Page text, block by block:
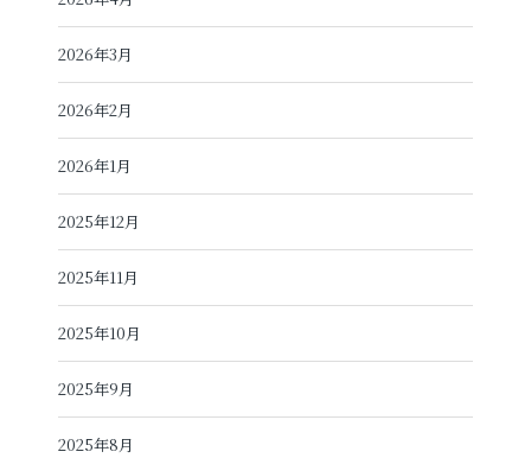
2026年3月
2026年2月
2026年1月
2025年12月
2025年11月
2025年10月
2025年9月
2025年8月